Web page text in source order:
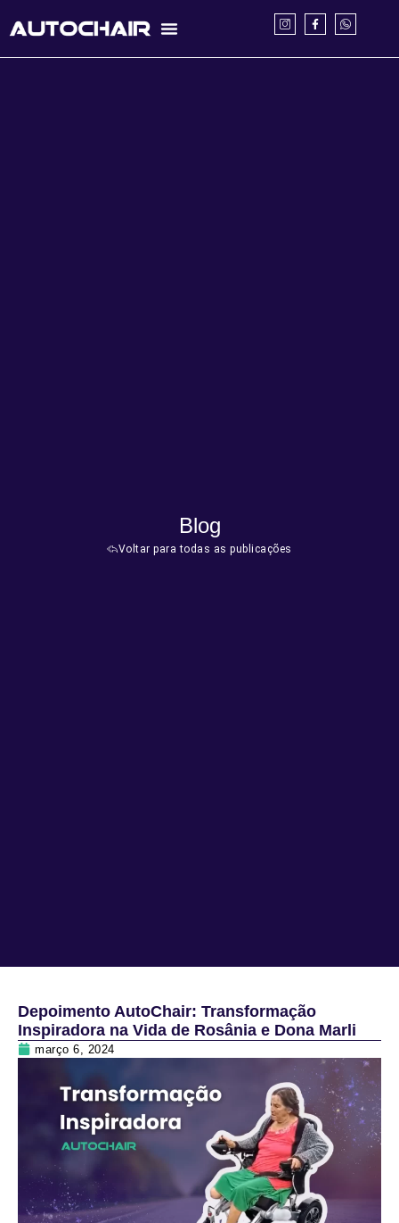
Blog
Voltar para todas as publicações
Depoimento AutoChair: Transformação
Inspiradora na Vida de Rosânia e Dona Marli
março 6, 2024